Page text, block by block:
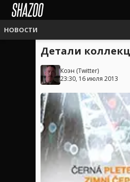
НОВОСТИ
Детали
Коэн (Twitter)
23:30, 16 июля 2013